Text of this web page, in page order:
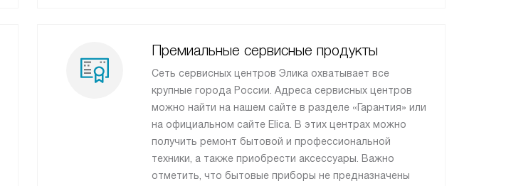
Премиальные сервисные продукты
Сеть сервисных центров Элика охватывает все
крупные города России. Адреса сервисных центров
можно найти на нашем сайте в разделе «Гарантия» или
на официальном сайте Elica. В этих центрах можно
получить ремонт бытовой и профессиональной
техники, а также приобрести аксессуары. Важно
отметить, что бытовые приборы не предназначены